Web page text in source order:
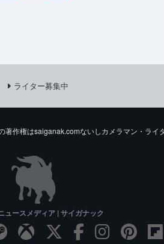
ライター募集中
作権はsaiganak.comないしカメラマン・ライ
ュースメディア | サイガナック